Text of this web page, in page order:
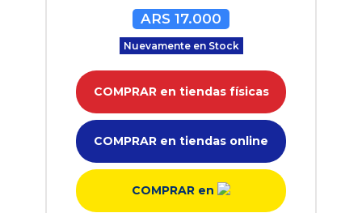
ARS 17.000
Nuevamente en Stock
COMPRAR en tiendas físicas
COMPRAR en tiendas online
COMPRAR en